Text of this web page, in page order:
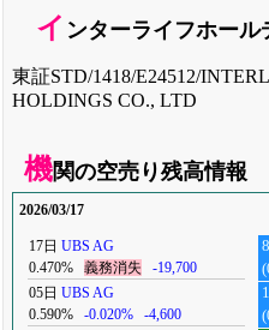
イ ンターライフホール
東証STD/1418/E24512/
HOLDINGS CO., LTD
機関の空売り残高情報
2026/03/17
17日 UBS AG
0.470%
義務消失 -19,700
05日 UBS AG
0.590%
-0.020% -4,600